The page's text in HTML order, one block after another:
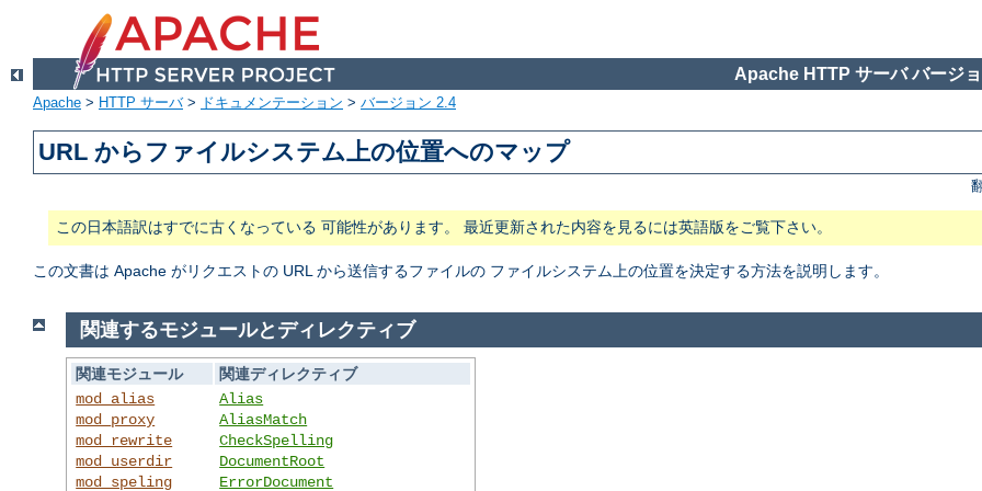
Apache HTTP サーバ バージ
Apache > HTTP サーバ> ドキュメンテーション > バージョン 2.4
URL からファイルシステム上の位置へのマップ
この日本語訳はすでに古くなっている 可能性があります。 最近更新された内容を見るには英語版をご覧下さい。
この文書は Apache がリクエストの URL から送信するファイルの ファイルシステム上の位置を決定する方法を説明します。
関連するモジュールとディレクティブ
関連モジュール
関連ディレクティブ
mod_alias
mod_proxy
mod_rewrite
mod_userdir
mod_speling
Alias
AliasMatch
CheckSpelling
DocumentRoot
ErrorDocument